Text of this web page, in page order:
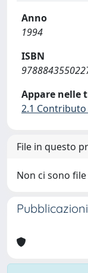
Anno
1994
ISBN
Appare nelle
2.1
File in questo
Non ci sono